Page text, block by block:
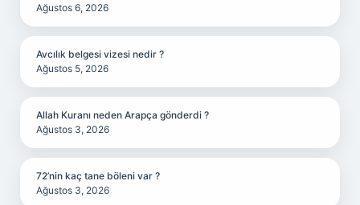
Ağustos 6, 2026
Avcılık belgesi vizesi nedir ?
Ağustos 5, 2026
Allah Kuranı neden Arapça gönderdi ?
Ağustos 3, 2026
72’nin kaç tane böleni var ?
Ağustos 3, 2026